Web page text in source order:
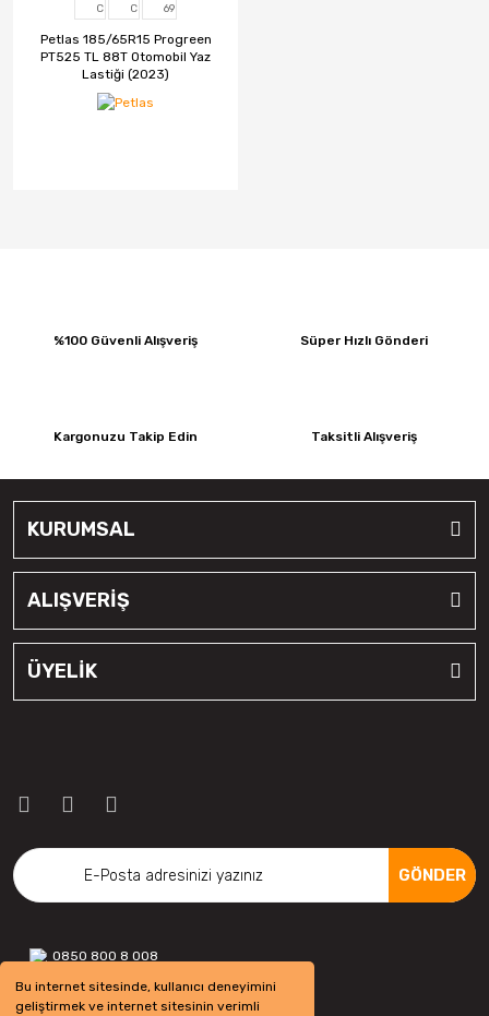
Bu internet sitesinde, kullanıcı deneyimini
geliştirmek ve internet sitesinin verimli
C C 69
Petlas 185/65R15 Progreen
PT525 TL 88T Otomobil Yaz
Lastiği (2023)
%100 Güvenli Alışveriş Süper Hızlı Gönderi
Kargonuzu Takip Edin Taksitli Alışveriş
KURUMSAL
ALIŞVERİŞ
ÜYELİK
GÖNDER
0850 800 8 008